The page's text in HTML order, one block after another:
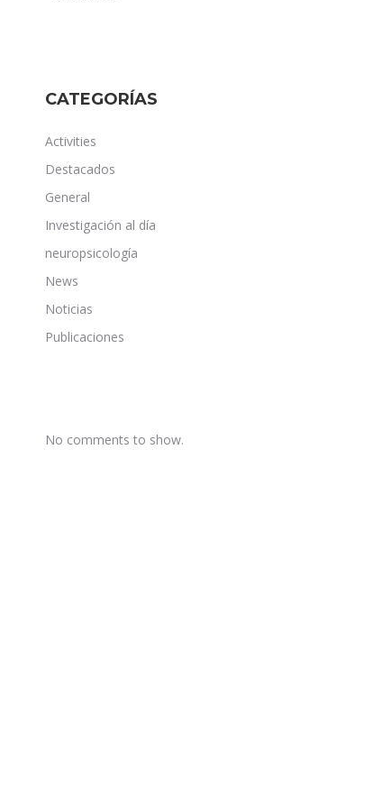
CATEGORÍAS
Activities
Destacados
General
Investigación al día
neuropsicología
News
Noticias
Publicaciones
No comments to show.